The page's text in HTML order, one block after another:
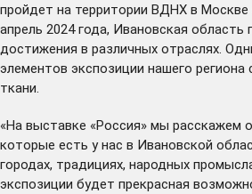
пройдет на территории ВДНХ в Москве
апрель 2024 года, Ивановская область
достижения в различных отраслях.
элементов экспозиции нашего региона
ткани.
«На выставке «Россия» мы расскажем
которые есть у нас в Ивановской
городах, традициях, народных
экспозиции будет прекрасная